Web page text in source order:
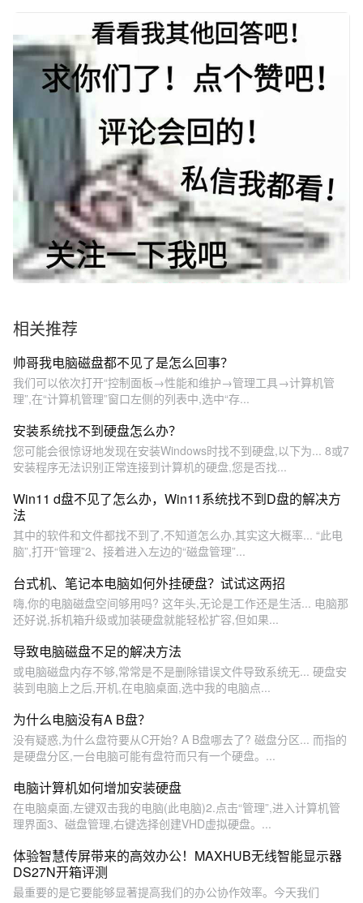
相关推荐
帅哥我电脑磁盘都不见了是怎么回事？
我们可以依次打开“控制面板→性能和维护→管理工具→计算机管
理”,在“计算机管理”窗口左侧的列表中,选中“存...
安装系统找不到硬盘怎么办？
您可能会很惊讶地发现在安装Windows时找不到硬盘,以下为... 8或7
安装程序无法识别正常连接到计算机的硬盘,您是否找...
Win11 d盘不见了怎么办，Win11系统找不到D盘的解决方
法
其中的软件和文件都找不到了,不知道怎么办,其实这大概率... “此电
脑”,打开“管理”2、接着进入左边的“磁盘管理”...
台式机、笔记本电脑如何外挂硬盘？试试这两招
嗨,你的电脑磁盘空间够用吗? 这年头,无论是工作还是生活... 电脑那
还好说,拆机箱升级或加装硬盘就能轻松扩容,但如果...
导致电脑磁盘不足的解决方法
或电脑磁盘内存不够,常常是不是删除错误文件导致系统无... 硬盘安
装到电脑上之后,开机,在电脑桌面,选中我的电脑点...
为什么电脑没有A B盘？
没有疑惑,为什么盘符要从C开始? A B盘哪去了? 磁盘分区... 而指的
是硬盘分区,一台电脑可能有盘符而只有一个硬盘。...
电脑计算机如何增加安装硬盘
在电脑桌面,左键双击我的电脑(此电脑)2.点击“管理”,进入计算机管
理界面3、磁盘管理,右键选择创建VHD虚拟硬盘。...
体验智慧传屏带来的高效办公！MAXHUB无线智能显示器
DS27N开箱评测
最重要的是它要能够显著提高我们的办公协作效率。今天我们